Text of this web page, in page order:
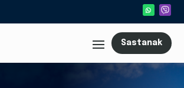
Sastanak